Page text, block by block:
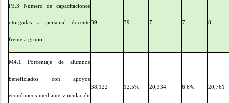
P3.3 Número de capacitaciones
otorgadas a personal docente
frente a grupo
39 39 7 7 8
M4.1 Porcentaje de alumnos
beneficiados con apoyos
económicos mediante vinculación
38,122 12.5% 20,334 6.6% 20,761